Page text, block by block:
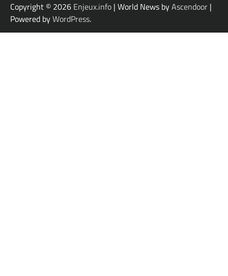
Copyright © 2026 Enjeux.info | World News byAscendoor |
Powered byWordPress.